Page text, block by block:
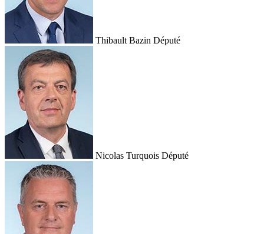
Thibault Bazin Député
Nicolas Turquois Député